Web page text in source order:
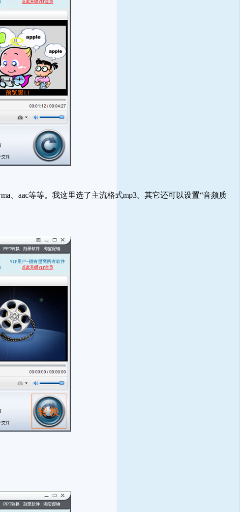
、aac等等。我这里选了主流格式mp3。其它还可以设置“音频质